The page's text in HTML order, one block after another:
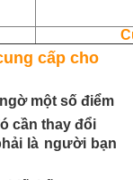
cấp cho
một số điểm
cần thay đổi
là người bạn